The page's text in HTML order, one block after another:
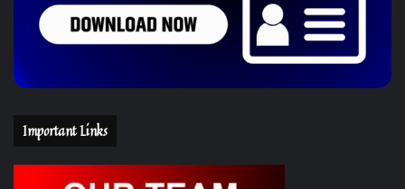
Important Links